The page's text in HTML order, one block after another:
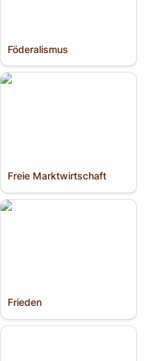
Föderalismus
Freie Marktwirtschaft
Freie Marktwirtschaft
Frieden
Frieden
Genossenschafts­wesen